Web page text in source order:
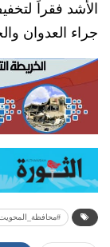
الأشد فقراً
جراء العدوان